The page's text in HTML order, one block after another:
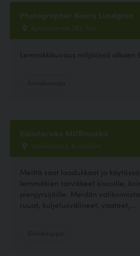
Photographer Noora Lundgren
Kyläsaarentie 282, Pori
Lemmikkikuvaus miljöössä alkaen
Eläintarvike MURmakka
Vaskelantie 2, Kontiolahti
Meiltä saat laadukkaat ja
lemmikkien tarvikkeet kissoille,
pienjyrsijöille. Meidän
ruuat, kuljetusvälineet, vaateet,...